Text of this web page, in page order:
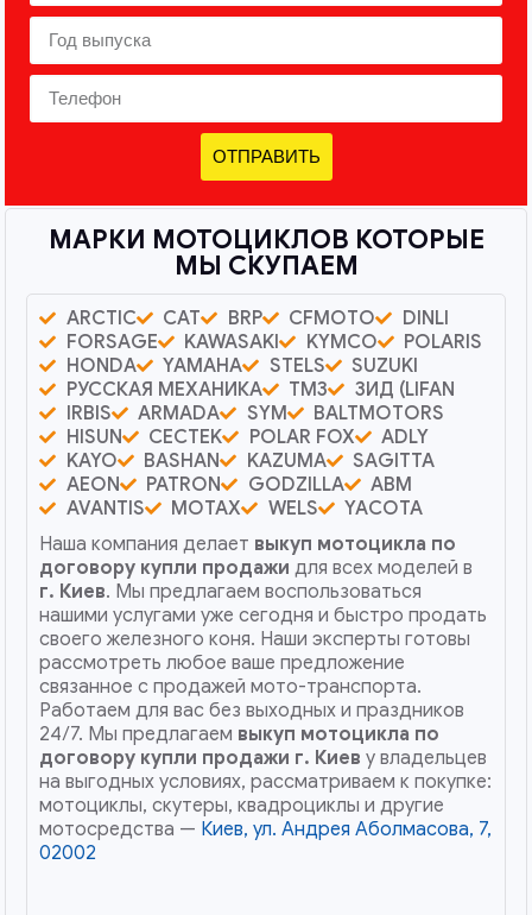
ОТПРАВИТЬ
МАРКИ МОТОЦИКЛОВ КОТОРЫЕ
МЫ СКУПАЕМ
ARCTIC CAT BRP CFMOTO
DINLI
FORSAGE
KAWASAKI KYMCO
POLARIS
HONDA
YAMAHA STELS
SUZUKI
РУССКАЯ МЕХАНИКА
ТМЗ
ЗИД (LIFAN
IRBIS
ARMADA SYM
BALTMOTORS
HISUN
CECTEK POLAR FOX
ADLY
KAYO
BASHAN KAZUMA
SAGITTA
AEON
PATRON GODZILLA
ABM
AVANTIS
MOTAX WELS
YACOTA
Наша компания делает выкуп мотоцикла по
договору купли продажи для всех моделей в
г. Киев. Мы предлагаем воспользоваться
нашими услугами уже сегодня и быстро продать
своего железного коня. Наши эксперты готовы
рассмотреть любое ваше предложение
связанное с продажей мото-транспорта.
Работаем для вас без выходных и праздников
24/7. Мы предлагаем выкуп мотоцикла по
договору купли продажи г. Киеву владельцев
на выгодных условиях, рассматриваем к покупке:
мотоциклы, скутеры, квадроциклы и другие
мотосредства — Киев, ул. Андрея Аболмасова, 7,
02002